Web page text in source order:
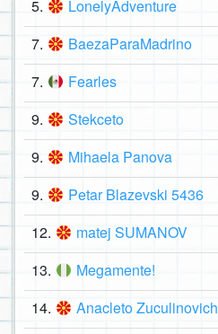
5. LonelyAdventure
7. BaezaParaMadrino
7. Fearles
9. Stekceto
9. Mihaela Panova
9. Petar Blazevski 5436
12. matej SUMANOV
13. Megamente!
14. Anacleto Zuculinovich